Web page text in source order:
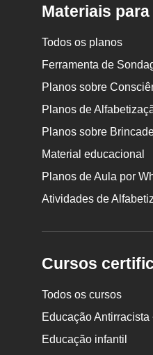
Materiais
Todos os planos
Ferramenta de
Planos sobre
Planos de
Planos sobre
Material educacional
Planos de Aula por
Atividades de
Cursos
Todos os cursos
Educação Antirracista
Educação infantil